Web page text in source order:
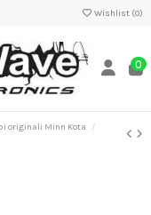
Wishlist (0)
0
originali Minn Kota